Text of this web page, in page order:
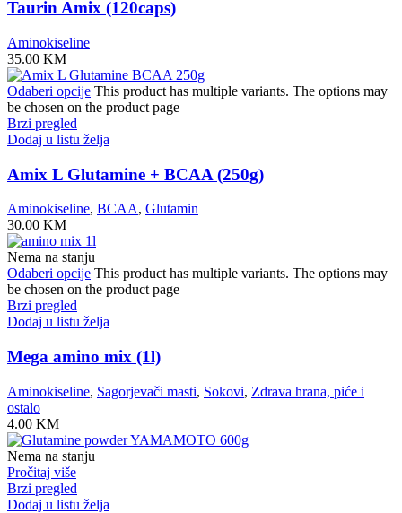
Taurin Amix (120caps)
Aminokiseline
35.00 KM
Odaberi opcije This product has multiple variants. The options may
be chosen on the product page
Brzi pregled
Dodaj u listu želja
Amix L Glutamine + BCAA (250g)
Aminokiseline, BCAA, Glutamin
30.00 KM
Nema na stanju
Odaberi opcije This product has multiple variants. The options may
be chosen on the product page
Brzi pregled
Dodaj u listu želja
Mega amino mix (1l)
Aminokiseline, Sagorjevači masti, Sokovi, Zdrava hrana, piće i
ostalo
4.00 KM
Nema na stanju
Pročitaj više
Brzi pregled
Dodaj u listu želja